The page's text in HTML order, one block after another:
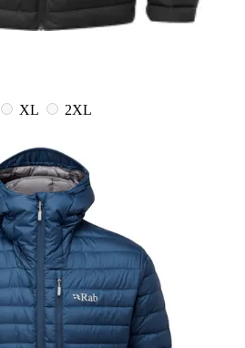
XL
2XL